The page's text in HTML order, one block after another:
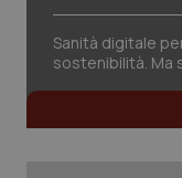
Sanità digitale
sostenibilità. Ma
_ga